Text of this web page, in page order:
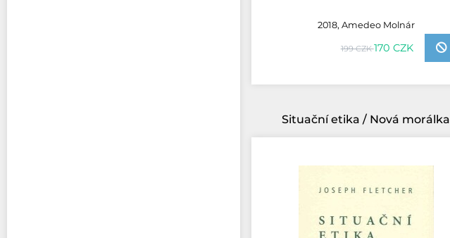
2018, Amedeo Molnár
199 CZK170 CZK
Situační etika / Nová morálka